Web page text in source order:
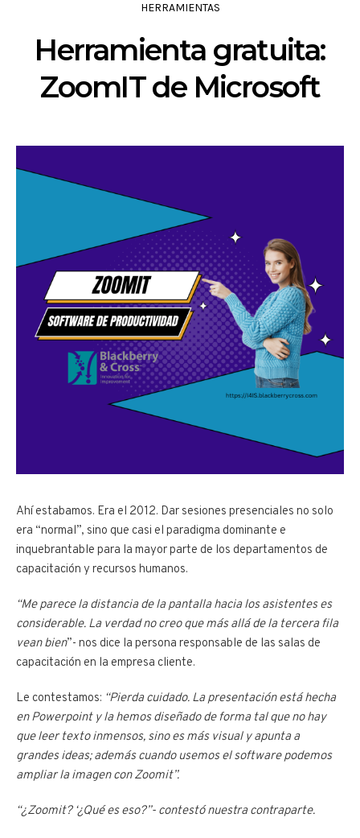
HERRAMIENTAS
Herramienta gratuita:
ZoomIT de Microsoft
Ahí estabamos. Era el 2012. Dar sesiones presenciales no solo
era “normal”, sino que casi el paradigma dominante e
inquebrantable para la mayor parte de los departamentos de
capacitación y recursos humanos.
“Me parece la distancia de la pantalla hacia los asistentes es
considerable. La verdad no creo que más allá de la tercera fila
vean bien”- nos dice la persona responsable de las salas de
capacitación en la empresa cliente.
Le contestamos: “Pierda cuidado. La presentación está hecha
en Powerpoint y la hemos diseñado de forma tal que no hay
que leer texto inmensos, sino es más visual y apunta a
grandes ideas; además cuando usemos el software podemos
ampliar la imagen con Zoomit”.
“¿Zoomit? ‘¿Qué es eso?”- contestó nuestra contraparte.